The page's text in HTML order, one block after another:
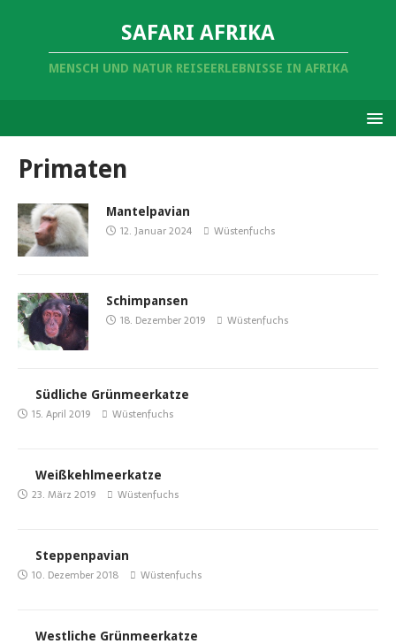
SAFARI AFRIKA
MENSCH UND NATUR REISEERLEBNISSE IN AFRIKA
Primaten
Mantelpavian
12. Januar 2024 Wüstenfuchs
Schimpansen
18. Dezember 2019 Wüstenfuchs
Südliche Grünmeerkatze
15. April 2019 Wüstenfuchs
Weißkehlmeerkatze
23. März 2019 Wüstenfuchs
Steppenpavian
10. Dezember 2018 Wüstenfuchs
Westliche Grünmeerkatze